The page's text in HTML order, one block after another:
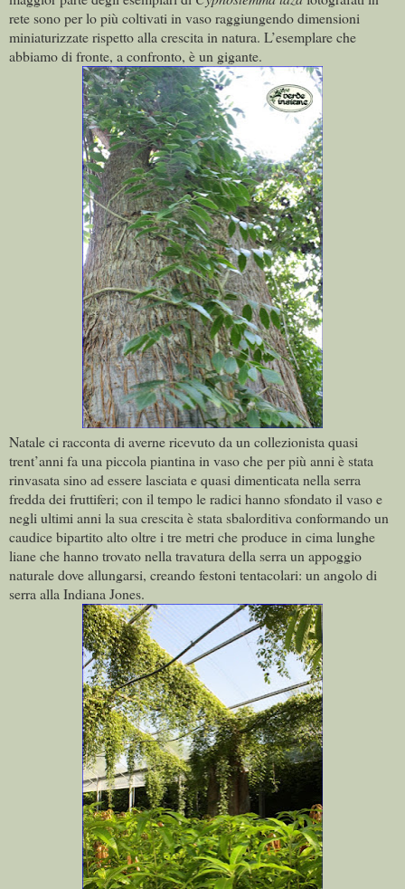
rete sono per lo più coltivati in vaso raggiungendo dimensioni
miniaturizzate rispetto alla crescita in natura. L’esemplare che
abbiamo di fronte, a confronto, è un gigante.
Natale ci racconta di averne ricevuto da un collezionista quasi
trent’anni fa una piccola piantina in vaso che per più anni è stata
rinvasata sino ad essere lasciata e quasi dimenticata nella serra
fredda dei fruttiferi; con il tempo le radici hanno sfondato il vaso e
negli ultimi anni la sua crescita è stata sbalorditiva conformando un
caudice bipartito alto oltre i tre metri che produce in cima lunghe
liane che hanno trovato nella travatura della serra un appoggio
naturale dove allungarsi, creando festoni tentacolari: un angolo di
serra alla Indiana Jones.